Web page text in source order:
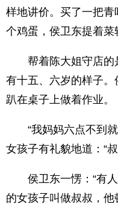
样地讲价。买了一把
个鸡蛋，侯卫东提着菜
帮着陈大姐守店的
有十五、六岁的样子
趴在桌子上做着作业。
“我妈妈六点不到就
女孩子有礼貌地道：“
侯卫东一愣：“有人
的女孩子叫做叔叔，他